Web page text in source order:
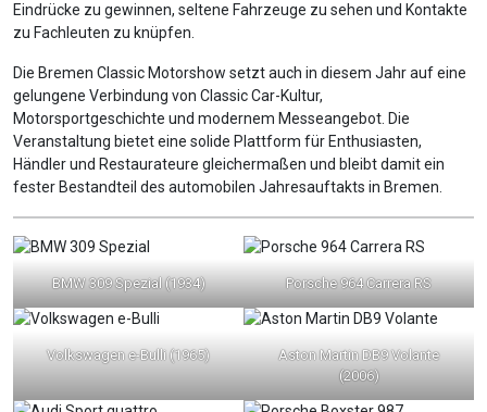
Eindrücke zu gewinnen, seltene Fahrzeuge zu sehen und Kontakte
zu Fachleuten zu knüpfen.
Die Bremen Classic Motorshow setzt auch in diesem Jahr auf eine
gelungene Verbindung von Classic Car-Kultur,
Motorsportgeschichte und modernem Messeangebot. Die
Veranstaltung bietet eine solide Plattform für Enthusiasten,
Händler und Restaurateure gleichermaßen und bleibt damit ein
fester Bestandteil des automobilen Jahresauftakts in Bremen.
BMW 309 Spezial (1934) Porsche 964 Carrera RS
Volkswagen e-Bulli (1965)
Aston Martin DB9 Volante
(2006)